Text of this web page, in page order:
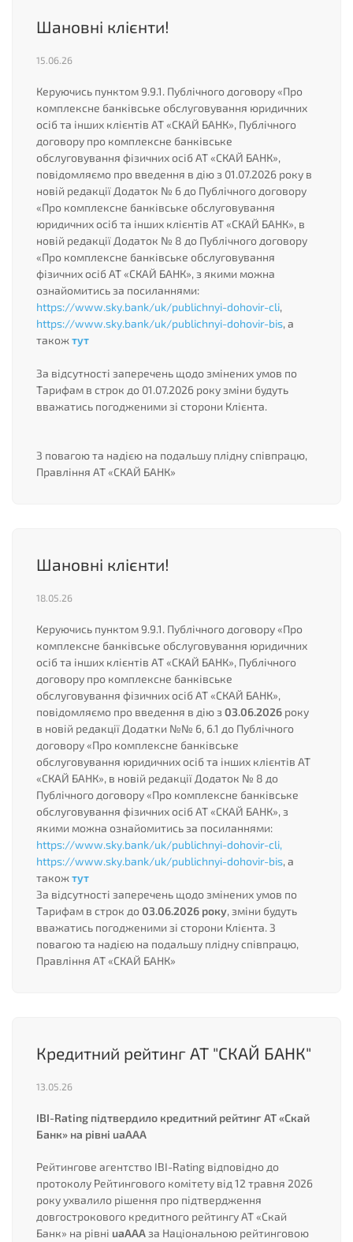
Шановні клієнти!
15.06.26
Керуючись пунктом 9.9.1. Публічного договору «Про
комплексне банківське обслуговування юридичних
осіб та інших клієнтів АТ «СКАЙ БАНК», Публічного
договору про комплексне банківське
обслуговування фізичних осіб АТ «СКАЙ БАНК»,
повідомляємо про введення в дію з 01.07.2026 року в
новій редакції Додаток № 6 до Публічного договору
«Про комплексне банківське обслуговування
юридичних осіб та інших клієнтів АТ «СКАЙ БАНК», в
новій редакції Додаток № 8 до Публічного договору
«Про комплексне банківське обслуговування
фізичних осіб АТ «СКАЙ БАНК», з якими можна
ознайомитись за посиланнями:
https://www.sky.bank/uk/publichnyi-dohovir-cli,
https://www.sky.bank/uk/publichnyi-dohovir-bis, а
такожтут
За відсутності заперечень щодо змінених умов по
Тарифам в строк до 01.07.2026 року зміни будуть
вважатись погодженими зі сторони Клієнта.
З повагою та надією на подальшу плідну співпрацю,
Правління АТ «СКАЙ БАНК»
Шановні клієнти!
18.05.26
Керуючись пунктом 9.9.1. Публічного договору «Про
комплексне банківське обслуговування юридичних
осіб та інших клієнтів АТ «СКАЙ БАНК», Публічного
договору про комплексне банківське
обслуговування фізичних осіб АТ «СКАЙ БАНК»,
повідомляємо про введення в дію з03.06.2026 року
в новій редакції Додатки №№ 6, 6.1 до Публічного
договору «Про комплексне банківське
обслуговування юридичних осіб та інших клієнтів АТ
«СКАЙ БАНК», в новій редакції Додаток № 8 до
Публічного договору «Про комплексне банківське
обслуговування фізичних осіб АТ «СКАЙ БАНК», з
якими можна ознайомитись за посиланнями:
https://www.sky.bank/uk/publichnyi-dohovir-cli,
https://www.sky.bank/uk/publichnyi-dohovir-bis, а
такожтут
За відсутності заперечень щодо змінених умов по
Тарифам в строк до03.06.2026 року, зміни будуть
вважатись погодженими зі сторони Клієнта. З
повагою та надією на подальшу плідну співпрацю,
Правління АТ «СКАЙ БАНК»
Кредитний рейтинг АТ "СКАЙ БАНК"
13.05.26
IBI-Rating підтвердило кредитний рейтинг АТ «Скай
Банк» на рівні uaAAA
Рейтингове агентство IBI-Rating відповідно до
протоколу Рейтингового комітету від 12 травня 2026
року ухвалило рішення про підтвердження
довгострокового кредитного рейтингу АТ «Скай
Банк» на рівні uaAAA за Національною рейтинговою